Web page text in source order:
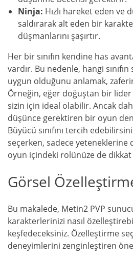
Ninja: Hızlı hareket eden ve
saldırarak alt eden bir
düşmanlarını şaşırtır.
Her bir sınıfın kendine has
vardır. Bu nedenle, hangi sınıfın
uygun olduğunu anlamak,
Örneğin, eğer doğuştan bir lider
sizin için ideal olabilir. Ancak
düşünce gerektiren bir oyun
Büyücü sınıfını tercih
seçerken, sadece yeteneklerine
oyun içindeki rolünüze de
Görsel
Bu makalede, Metin2 PVP
karakterlerinizi nasıl
keşfedeceksiniz. Özelleştirme
deneyimlerini zenginleştiren